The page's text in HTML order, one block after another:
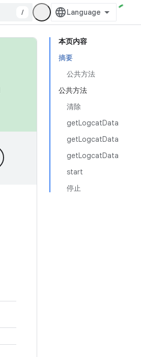
/
本页内容
摘要
公共方法
公共方法
清除
getLogcatData
getLogcatData
getLogcatData
start
停止